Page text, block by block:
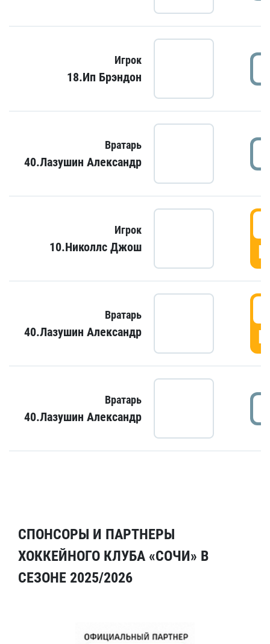
Игрок
18.Ип Брэндон
Вратарь
40.Лазушин Александр
Игрок
10.Николлс Джош
Вратарь
40.Лазушин Александр
Вратарь
40.Лазушин Александр
СПОНСОРЫ И ПАРТНЕРЫ
ХОККЕЙНОГО КЛУБА «СОЧИ» В
СЕЗОНЕ 2025/2026